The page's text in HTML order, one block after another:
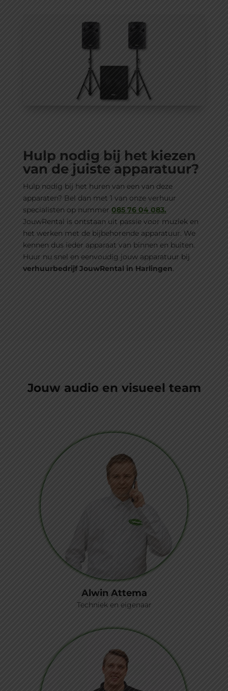
Hulp nodig bij het kiezen
van de juiste apparatuur?
Hulp nodig bij het huren van een van deze
apparaten? Bel dan met 1 van onze verhuur
specialisten op nummer 085 76 04 083.
JouwRental is ontstaan uit passie voor muziek en
het werken met de bijbehorende apparatuur. We
kennen dus ieder apparaat van binnen en buiten.
Huur nu snel en eenvoudig jouw apparatuur bij
verhuurbedrijf JouwRental in Harlingen.
Jouw audio en visueel team
Alwin Attema
Techniek en eigenaar